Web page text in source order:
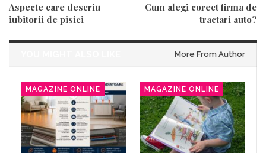
Aspecte care descriu
iubitorii de pisici
Cum alegi corect firma de
tractari auto?
More From Author
MAGAZINE ONLINE MAGAZINE ONLINE